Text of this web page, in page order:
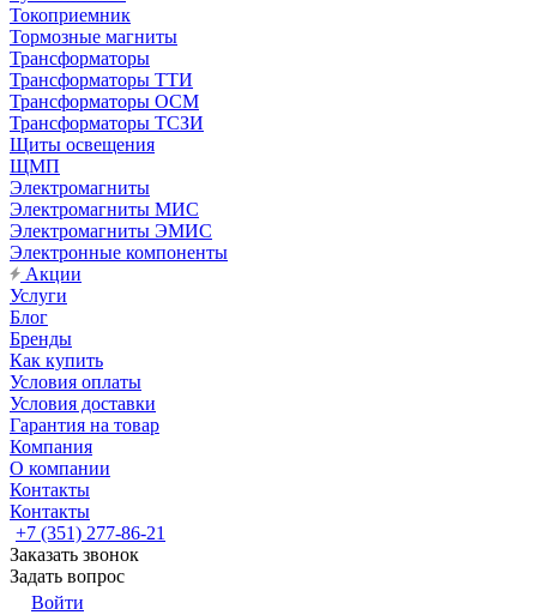
Токоприемник
Тормозные магниты
Трансформаторы
Трансформаторы ТТИ
Трансформаторы ОСМ
Трансформаторы ТСЗИ
Щиты освещения
ЩМП
Электромагниты
Электромагниты МИС
Электромагниты ЭМИС
Электронные компоненты
Акции
Услуги
Блог
Бренды
Как купить
Условия оплаты
Условия доставки
Гарантия на товар
Компания
О компании
Контакты
Контакты
+7 (351) 277-86-21
Заказать звонок
Задать вопрос
Войти